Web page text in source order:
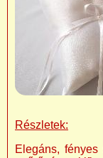
Részletek:
Elegáns,